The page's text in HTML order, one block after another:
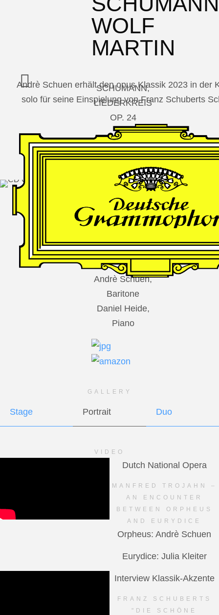
WOLF
MARTIN
SCHUMANN,
LIEDERKREIS
OP. 24
SECHS
MONOLOGE
AUS
JEDERMANN
GESÄNGE
DES
Andrè Schuen,
Baritone
Daniel Heide,
Piano
GALLERY
Stage Portrait Duo
VIDEO
Dutch National Opera
MANFRED TROJAHN –
AN ENCOUNTER
BETWEEN ORPHEUS
AND EURYDICE
Orpheus: Andrè Schuen
Eurydice: Julia Kleiter
Interview Klassik-Akzente
FRANZ SCHUBERTS
"DIE SCHÖNE
Andrè Schuen erhält den opus Klassik 2023 in der
solo für seine Einspielung von Franz Schuberts